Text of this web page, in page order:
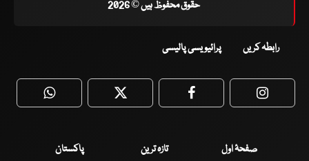
حقوق محفوظ ہیں © 2026
رابطہ کریں پرائیویسی پالیسی
WhatsApp Twitter Facebook
صفحۂ اول تازہ ترین پاکستان